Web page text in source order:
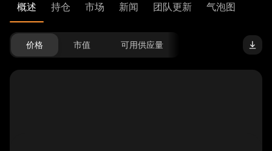
概述 持仓 市场 新闻 团队更新 气泡图
价格 市值 可用供应量